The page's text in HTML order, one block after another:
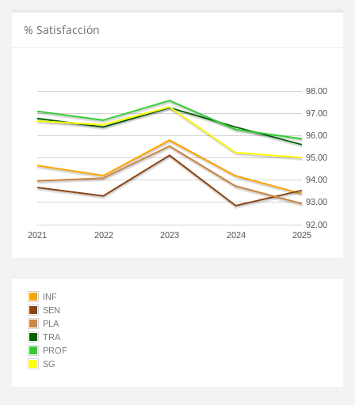
% Satisfacción
2021 2022 2023 2024 2025
92.00
93.00
94.00
95.00
96.00
97.00
98.00
INF
SEN
PLA
TRA
PROF
SG